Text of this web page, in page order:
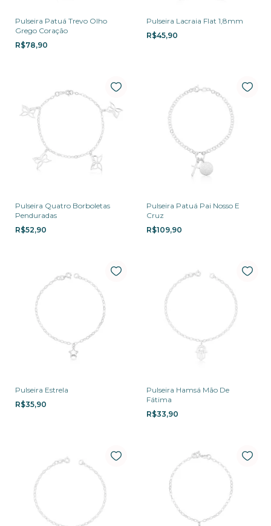
Pulseira Patuá Trevo Olho
Grego Coração
R$78,90
Pulseira Lacraia Flat 1,8mm
R$45,90
Pulseira Quatro Borboletas
Penduradas
R$52,90
Pulseira Patuá Pai Nosso E
Cruz
R$109,90
Pulseira Estrela
R$35,90
Pulseira Hamsá Mão De
Fátima
R$33,90